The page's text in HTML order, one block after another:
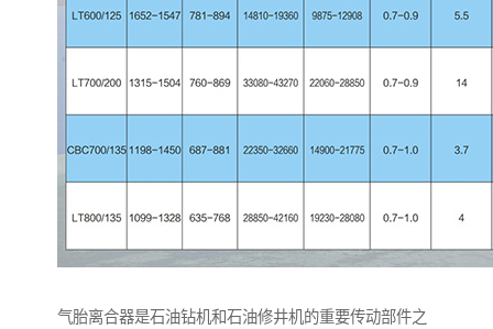
气胎离合器是石油钻机和石油修井机的重要传动部件之